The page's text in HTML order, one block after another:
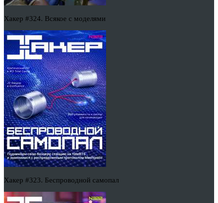
Хакер #324. Всякое с моделями
Хакер #323. Беспроводной самопал